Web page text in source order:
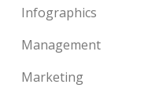
Infographics
Management
Marketing